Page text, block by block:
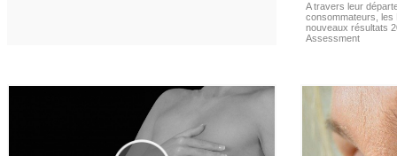
A travers leur
consommateurs, les
nouveaux résultats
Assessment